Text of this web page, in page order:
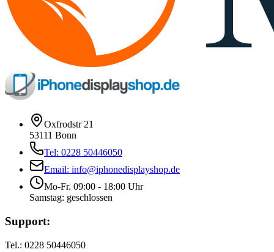
Oxfrodstr 21
53111 Bonn
Tel: 0228 50446050
Email: info@iphonedisplayshop.de
Mo-Fr. 09:00 - 18:00 Uhr
Samstag: geschlossen
Support:
Tel.: 0228 50446050